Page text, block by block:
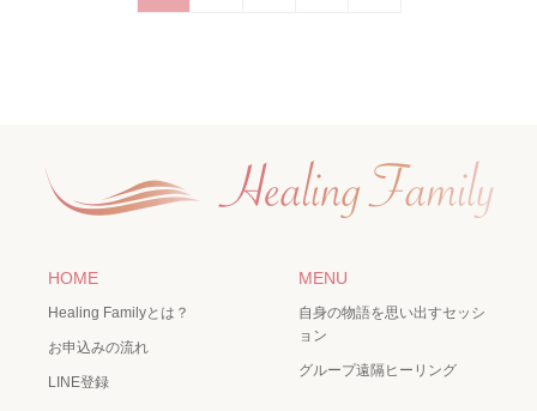
HOME
Healing Familyとは？
お申込みの流れ
LINE登録
MENU
自身の物語を思い出すセッシ
ョン
グループ遠隔ヒーリング